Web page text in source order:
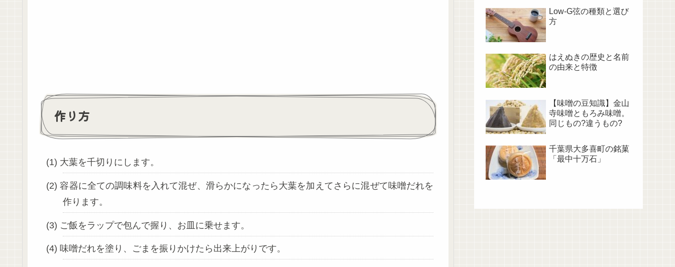
作り方
大葉を千切りにします。
容器に全ての調味料を入れて混ぜ、滑らかになったら大葉を加えてさらに混ぜて味噌だれを
作ります。
ご飯をラップで包んで握り、お皿に乗せます。
味噌だれを塗り、ごまを振りかけたら出来上がりです。
Low-G弦の種類と選び
方
はえぬきの歴史と名前
の由来と特徴
【味噌の豆知識】金山
寺味噌ともろみ味噌。
同じもの?違うもの?
千葉県大多喜町の銘菓
「最中十万石」